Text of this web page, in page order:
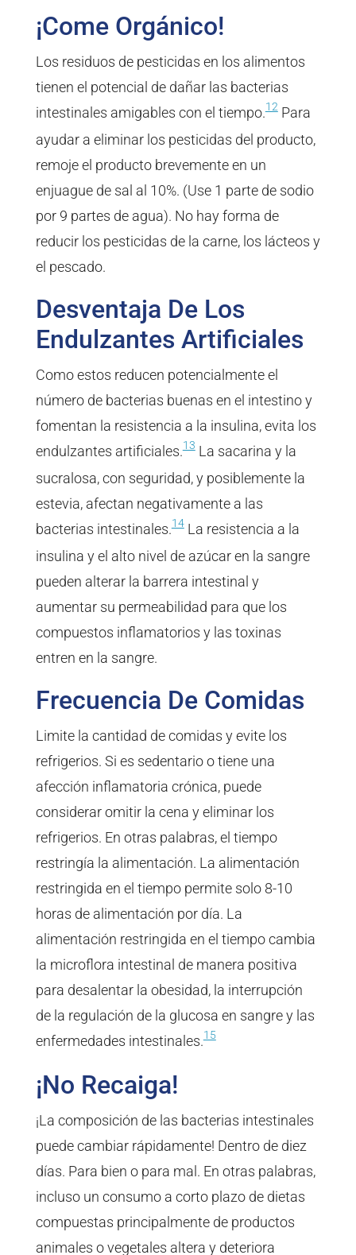
¡Come Orgánico!
Los residuos de pesticidas en los alimentos
tienen el potencial de dañar las bacterias
intestinales amigables con el tiempo.12Para
ayudar a eliminar los pesticidas del producto,
remoje el producto brevemente en un
enjuague de sal al 10%. (Use 1 parte de sodio
por 9 partes de agua). No hay forma de
reducir los pesticidas de la carne, los lácteos y
el pescado.
Desventaja De Los
Endulzantes Artificiales
Como estos reducen potencialmente el
número de bacterias buenas en el intestino y
fomentan la resistencia a la insulina, evita los
endulzantes artificiales.13La sacarina y la
sucralosa, con seguridad, y posiblemente la
estevia, afectan negativamente a las
bacterias intestinales.14La resistencia a la
insulina y el alto nivel de azúcar en la sangre
pueden alterar la barrera intestinal y
aumentar su permeabilidad para que los
compuestos inflamatorios y las toxinas
entren en la sangre.
Frecuencia De Comidas
Limite la cantidad de comidas y evite los
refrigerios. Si es sedentario o tiene una
afección inflamatoria crónica, puede
considerar omitir la cena y eliminar los
refrigerios. En otras palabras, el tiempo
restringía la alimentación. La alimentación
restringida en el tiempo permite solo 8-10
horas de alimentación por día. La
alimentación restringida en el tiempo cambia
la microflora intestinal de manera positiva
para desalentar la obesidad, la interrupción
de la regulación de la glucosa en sangre y las
enfermedades intestinales.15
¡No Recaiga!
¡La composición de las bacterias intestinales
puede cambiar rápidamente! Dentro de diez
días. Para bien o para mal. En otras palabras,
incluso un consumo a corto plazo de dietas
compuestas principalmente de productos
animales o vegetales altera y deteriora